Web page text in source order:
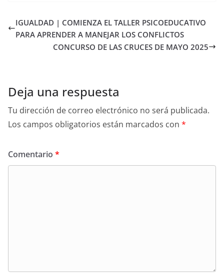
IGUALDAD | COMIENZA EL TALLER PSICOEDUCATIVO
PARA APRENDER A MANEJAR LOS CONFLICTOS
CONCURSO DE LAS CRUCES DE MAYO 2025
Deja una respuesta
Tu dirección de correo electrónico no será publicada.
Los campos obligatorios están marcados con *
Comentario *